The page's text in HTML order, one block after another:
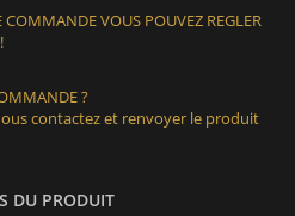
COMMANDE VOUS POUVEZ REGLER
?
contactez et renvoyer le produit
DU PRODUIT